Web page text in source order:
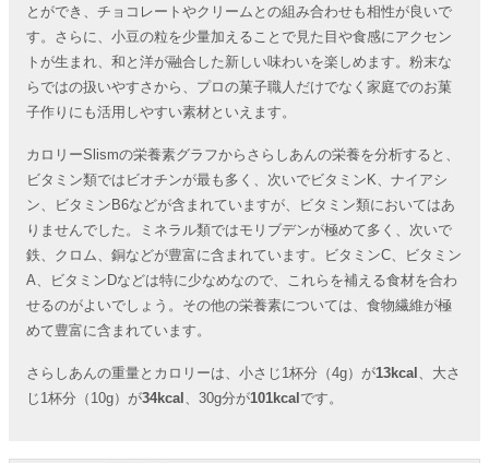
とができ、チョコレートやクリームとの組み合わせも相性が良いで
す。さらに、小豆の粒を少量加えることで見た目や食感にアクセン
トが生まれ、和と洋が融合した新しい味わいを楽しめます。粉末な
らではの扱いやすさから、プロの菓子職人だけでなく家庭でのお菓
子作りにも活用しやすい素材といえます。
カロリーSlismの栄養素グラフからさらしあんの栄養を分析すると、
ビタミン類ではビオチンが最も多く、次いでビタミンK、ナイアシ
ン、ビタミンB6などが含まれていますが、ビタミン類においてはあ
りませんでした。ミネラル類ではモリブデンが極めて多く、次いで
鉄、クロム、銅などが豊富に含まれています。ビタミンC、ビタミン
A、ビタミンDなどは特に少なめなので、これらを補える食材を合わ
せるのがよいでしょう。その他の栄養素については、食物繊維が極
めて豊富に含まれています。
さらしあんの重量とカロリーは、小さじ1杯分（4g）が13kcal 、大さ
じ1杯分（10g）が34kcal 、30g分が101kcal です。